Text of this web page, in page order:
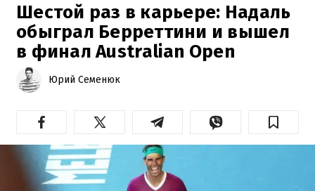
Шестой раз в карьере: Надаль
обыграл Берреттини и вышел
в финал Australian Open
Юрий Семенюк